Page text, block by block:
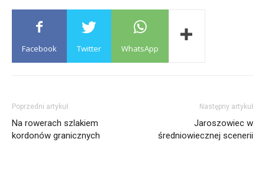
Facebook Twitter WhatsApp
Poprzedni artykuł
Na rowerach szlakiem
kordonów granicznych
Następny artykuł
Jaroszowiec w
średniowiecznej scenerii